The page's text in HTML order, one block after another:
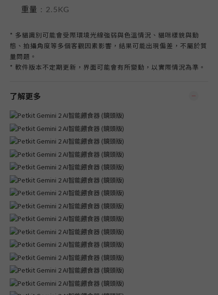
重量 ：2.5KG
* 多貓識別可能會受際環境光線強弱與色溫情況、貓咪樣貌與動
態、拍攝角度等多個客觀因素影響，結果可能出現偏差，不屬於質
量問題。
* 軟件版本不定期更新，界面可能會有所變動，以實際情況為準。
了解更多